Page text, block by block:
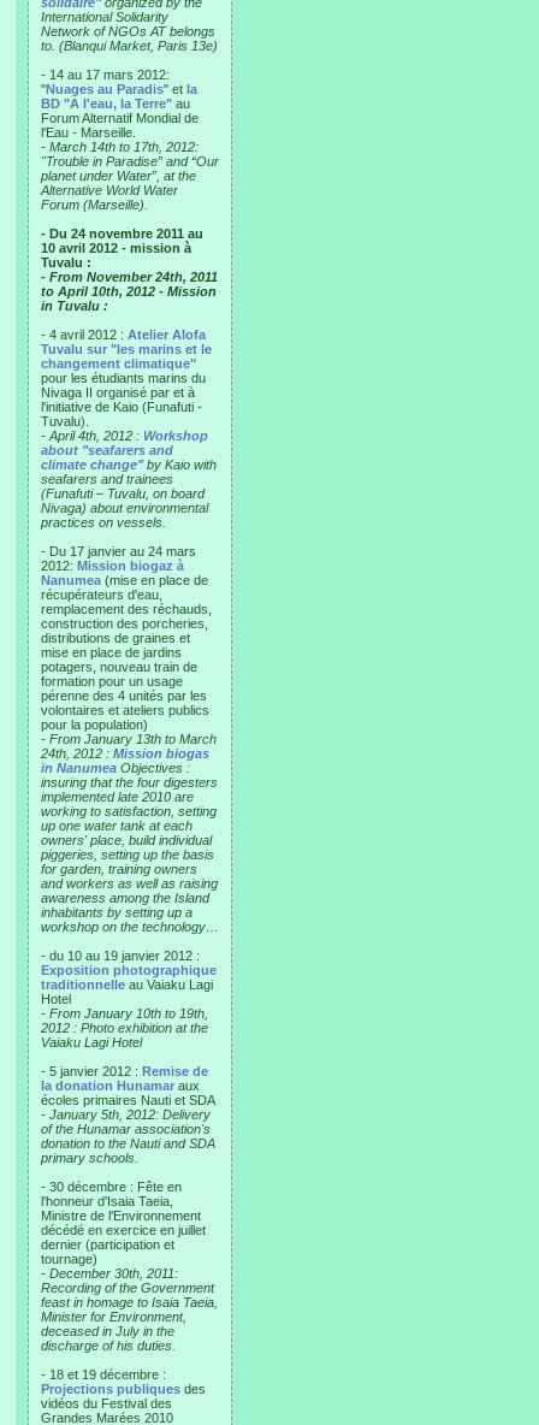
International Solidarity
Network of NGOs AT belongs
to. (Blanqui Market, Paris 13e)
- 14 au 17 mars 2012:
"Nuages au Paradis" et la
BD "A l'eau, la Terre" au
Forum Alternatif Mondial de
l'Eau - Marseille.
- March 14th to 17th, 2012:
"Trouble in Paradise” and “Our
planet under Water”, at the
Alternative World Water
Forum (Marseille).
- Du 24 novembre 2011 au
10 avril 2012 - mission à
Tuvalu :
- From November 24th, 2011
to April 10th, 2012 - Mission
in Tuvalu :
- 4 avril 2012 : Atelier Alofa
Tuvalu sur "les marins et le
changement climatique"
pour les étudiants marins du
Nivaga II organisé par et à
l'initiative de Kaio (Funafuti -
Tuvalu).
- April 4th, 2012 : Workshop
about "seafarers and
climate change"by Kaio with
seafarers and trainees
(Funafuti – Tuvalu, on board
Nivaga) about environmental
practices on vessels.
- Du 17 janvier au 24 mars
2012: Mission biogaz à
Nanumea (mise en place de
récupérateurs d'eau,
remplacement des réchauds,
construction des porcheries,
distributions de graines et
mise en place de jardins
potagers, nouveau train de
formation pour un usage
pérenne des 4 unités par les
volontaires et ateliers publics
pour la population)
- From January 13th to March
24th, 2012 : Mission biogas
in Nanumea Objectives :
insuring that the four digesters
implemented late 2010 are
working to satisfaction, setting
up one water tank at each
owners' place, build individual
piggeries, setting up the basis
for garden, training owners
and workers as well as raising
awareness among the Island
inhabitants by setting up a
workshop on the technology…
- du 10 au 19 janvier 2012 :
Exposition photographique
traditionnelle au Vaiaku Lagi
Hotel
- From January 10th to 19th,
2012 : Photo exhibition at the
Vaiaku Lagi Hotel
- 5 janvier 2012 : Remise de
la donation Hunamar aux
écoles primaires Nauti et SDA
- January 5th, 2012: Delivery
of the Hunamar association's
donation to the Nauti and SDA
primary schools.
- 30 décembre : Fête en
l'honneur d'Isaia Taeia,
Ministre de l'Environnement
décédé en exercice en juillet
dernier (participation et
tournage)
- December 30th, 2011:
Recording of the Government
feast in homage to Isaia Taeia,
Minister for Environment,
deceased in July in the
discharge of his duties.
- 18 et 19 décembre :
Projections publiques des
vidéos du Festival des
Grandes Marées 2010